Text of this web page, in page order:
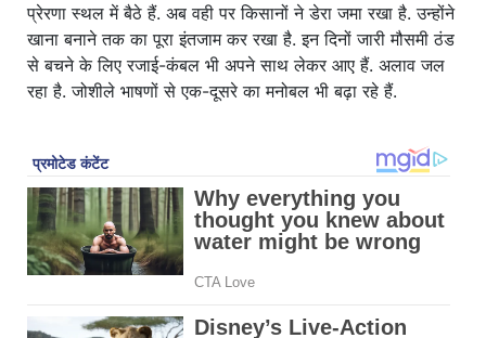
प्रेरणा स्थल में बैठे हैं. अब वही पर किसानों ने डेरा जमा रखा है. उन्होंने
खाना बनाने तक का पूरा इंतजाम कर रखा है. इन दिनों जारी मौसमी ठंड
से बचने के लिए रजाई-कंबल भी अपने साथ लेकर आए हैं. अलाव जल
रहा है. जोशीले भाषणों से एक-दूसरे का मनोबल भी बढ़ा रहे हैं.